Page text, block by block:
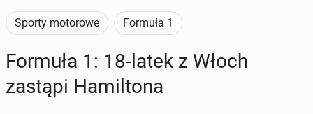
Sporty motorowe Formuła 1
Formuła 1: 18-latek z Włoch
zastąpi Ha­mil­to­na